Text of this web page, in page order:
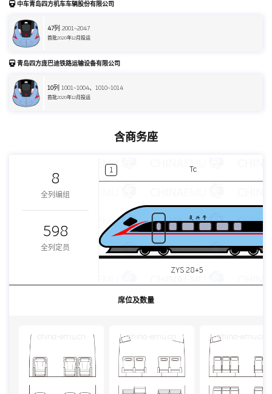
中车青岛四方机车车辆股份有限公司
47列 2001~2047
首批2020年12月投运
青岛四方庞巴迪铁路运输设备有限公司
10列 1001~1004、1010~1014
首批2020年12月投运
含商务座
8
全列编组
598
全列定员
1 Tc
ZYS 28+5
席位及数量
china-emu.cn china-emu.cn